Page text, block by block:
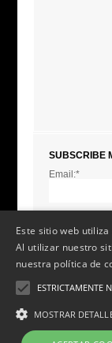
SUBSCRIBE
Email:*
Sarna social 2014 v. 2.0.
Este sitio web
Al utilizar nuestro
nuestra política de
ESTRICTAMENTE
MOSTRAR